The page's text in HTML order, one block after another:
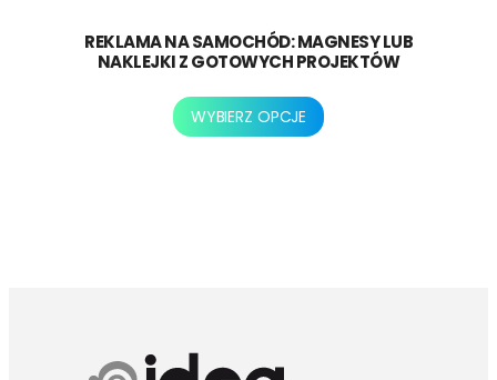
REKLAMA NA SAMOCHÓD: MAGNESY LUB
NAKLEJKI Z GOTOWYCH PROJEKTÓW
WYBIERZ OPCJE
Ten